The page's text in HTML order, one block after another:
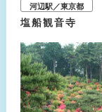
河辺駅／東京都
塩船観音寺